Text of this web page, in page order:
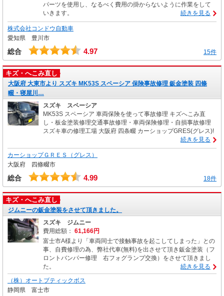
パーツを使用し、なるべく費用の掛からないように作業をして
いきます。
続きを見る
株式会社コンドウ自動車
愛知県 豊川市
総合 4.97 15件
キズ・へこみ直し
大阪府 大東市より スズキ MK53S スペーシア 保険事故修理 鈑金塗装 四條
畷・寝屋川…
スズキ スペーシア
MK53S スペーシア 車両保険を使って事故修理 キズへこみ直
し・板金塗装修理交通事故修理・車両保険修理・自損事故修理
スズキ車の修理工場 大阪府 四条畷 カーショップGRES(グレス)!
続きを見る
カーショップＧＲＥＳ（グレス）
大阪府 四條畷市
総合 4.99 18件
キズ・へこみ直し
ジムニーの鈑金塗装をさせて頂きました。
スズキ ジムニー
費用総額： 61,166円
富士市A様より「車両同士で接触事故を起こしてしまった」との
事、自費修理の為、弊社代車(無料)を出させて頂き鈑金塗装（フ
ロントバンパー修理 右フォグランプ交換）をさせて頂きまし
た。
続きを見る
（株）オートブティックボス
静岡県 富士市